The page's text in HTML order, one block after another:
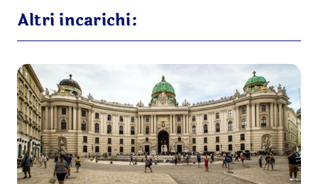
Altri incarichi: